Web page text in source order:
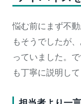
悩む前にまず不
もそうでしたが
っていました。
も丁寧に説明し